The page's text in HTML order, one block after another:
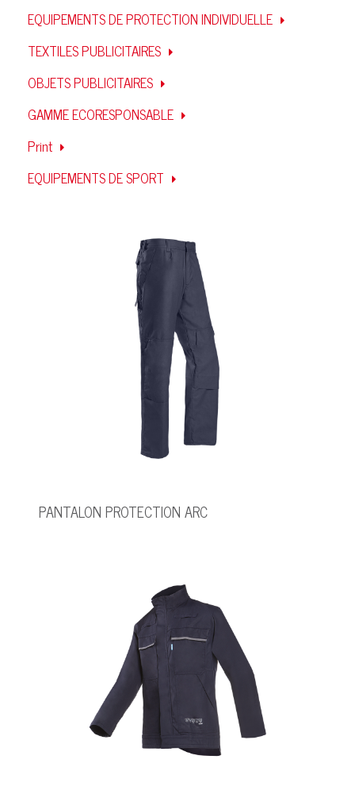
EQUIPEMENTS DE PROTECTION INDIVIDUELLE
TEXTILES PUBLICITAIRES
OBJETS PUBLICITAIRES
GAMME ECORESPONSABLE
Print
EQUIPEMENTS DE SPORT
PANTALON PROTECTION ARC